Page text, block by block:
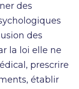
des
des
la loi elle ne
prescrire
établir